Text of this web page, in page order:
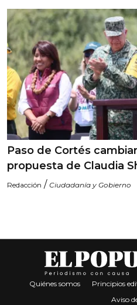
Paso de Cortés
propuesta de Claudia
Redacción / Ciudadanía y Gobierno
Quiénes somos Principios
Aviso